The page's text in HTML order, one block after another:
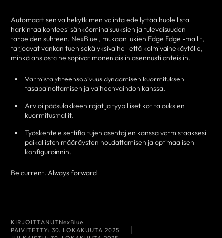
Automaattisen vaihekytkimen valinta edellyttää huolellista
harkintaa kohteesi sähköominaisuuksien ja tulevaisuuden
tarpeiden suhteen. NexBlue , mukaan lukien Edge Edge -mallit,
tarjoavat vankan tuen sekä yksivaihe- että kolmivaihekäytölle,
minkä ansiosta ne sopivat monenlaisiin asennustilanteisiin.
Varmista yhteensopivuus dynaamisen kuormituksen
tasapainottamisen ja vaiheenvaihdon kanssa.
Arvioi pääsulakkeen rajat ja tyypilliset kotitalouksien
kuormitusmallit.
Työskentele sertifioitujen asentajien kanssa varmistaaksesi
paikallisten määräysten noudattamisen ja optimaalisen
konfiguroinnin.
Be current. Always forward
KIRJOITTANUT NexBlue
PÄIVITETTY: 30. LOKAKUUTA 2025